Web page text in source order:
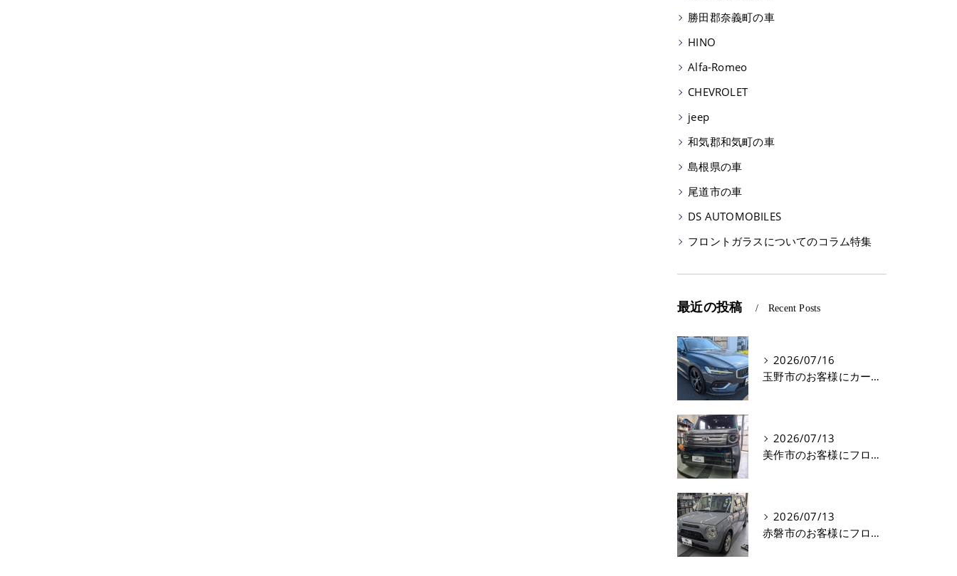
勝田郡奈義町の車
HINO
Alfa-Romeo
CHEVROLET
jeep
和気郡和気町の車
島根県の車
尾道市の車
DS AUTOMOBILES
フロントガラスについてのコラム特集
最近の投稿 Recent Posts
2026/07/16
玉野市のお客様にカーフィルム(遮熱フィルム) V60【nexus株式会社】
2026/07/13
美作市のお客様にフロントガラス交換 N-VAN【nexus株式会社】
2026/07/13
赤磐市のお客様にフロントガラス飛び石修理 ラパン【nexus株式会社】